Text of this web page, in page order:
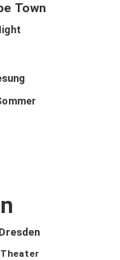
Town
Theater